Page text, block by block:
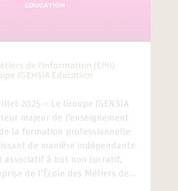
de l’Information (EMI)
IGENSIA Education
2025 – Le Groupe IGENSIA
majeur de l’enseignement
la formation professionnelle
de manière indépendante
associatif à but non lucratif,
de l’École des Métiers de...